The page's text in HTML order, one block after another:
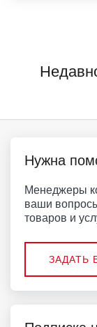
Нужна
Менеджеры
ваши
товаров и
ЗАДАТЬ